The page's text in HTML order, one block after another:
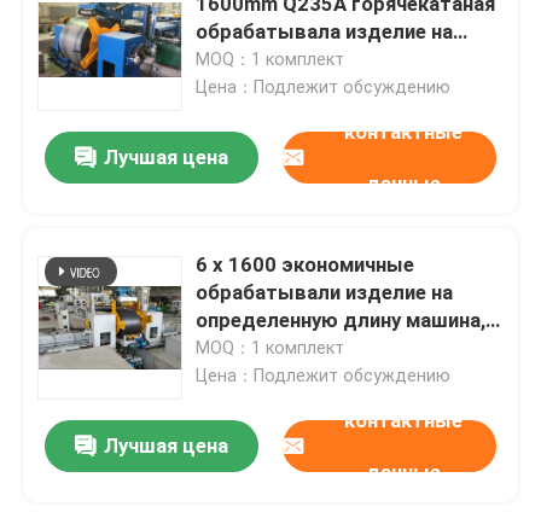
Тормоз давления CNC тандемный
Машина светлого Поляка
Автомат для резки двери фонарного столба
Хигхмаст и монополе сварочный аппарат шва
Вырезать длина машины
обрабатывала изделие на
определенную длину линия
машины
MOQ：1 комплект
Цена：Подлежит обсуждению
Лучшая цена
контактные
данные
6 x 1600 экономичные
обрабатывали изделие на
определенную длину машина,
стальной автомат для резки
катушки
MOQ：1 комплект
Цена：Подлежит обсуждению
Лучшая цена
контактные
данные